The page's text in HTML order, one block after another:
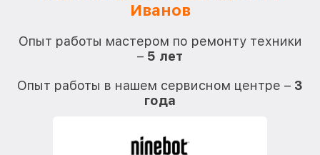
Иванов
Опыт работы мастером по ремонту техники
– 5 лет
Опыт работы в нашем сервисном центре – 3
года